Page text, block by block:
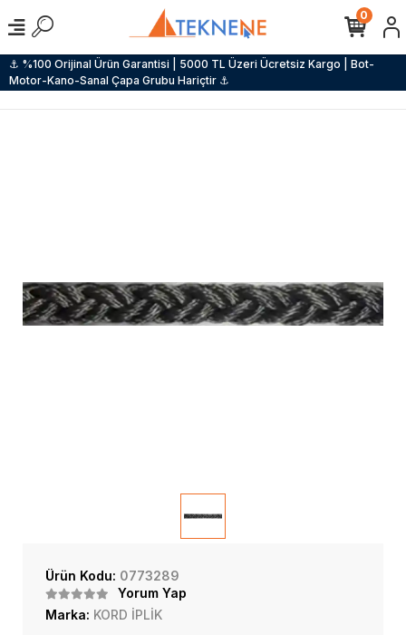
⚓ %100 Orijinal Ürün Garantisi | 5000 TL Üzeri Ücretsiz Kargo | Bot-
Motor-Kano-Sanal Çapa Grubu Hariçtir ⚓
0
Ürün Kodu: 0773289
Yorum Yap
Marka: KORD İPLİK